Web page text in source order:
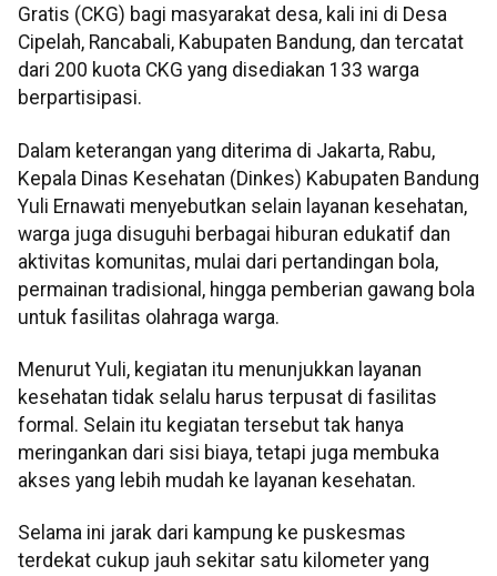
Gratis (CKG) bagi masyarakat desa, kali ini di Desa
Cipelah, Rancabali, Kabupaten Bandung, dan tercatat
dari 200 kuota CKG yang disediakan 133 warga
berpartisipasi.
Dalam keterangan yang diterima di Jakarta, Rabu,
Kepala Dinas Kesehatan (Dinkes) Kabupaten Bandung
Yuli Ernawati menyebutkan selain layanan kesehatan,
warga juga disuguhi berbagai hiburan edukatif dan
aktivitas komunitas, mulai dari pertandingan bola,
permainan tradisional, hingga pemberian gawang bola
untuk fasilitas olahraga warga.
Menurut Yuli, kegiatan itu menunjukkan layanan
kesehatan tidak selalu harus terpusat di fasilitas
formal. Selain itu kegiatan tersebut tak hanya
meringankan dari sisi biaya, tetapi juga membuka
akses yang lebih mudah ke layanan kesehatan.
Selama ini jarak dari kampung ke puskesmas
terdekat cukup jauh sekitar satu kilometer yang